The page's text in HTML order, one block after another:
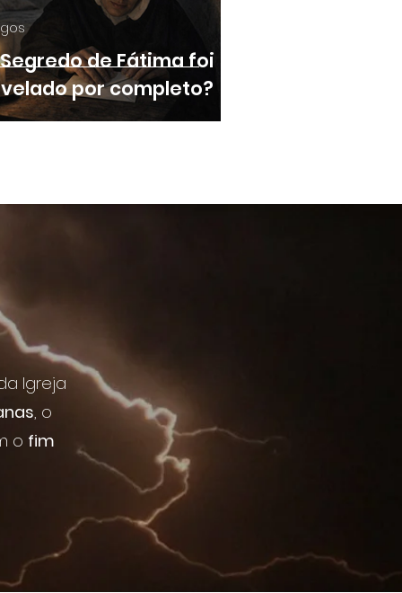
de Fátima foi
por completo?
Igreja
, o
o fim